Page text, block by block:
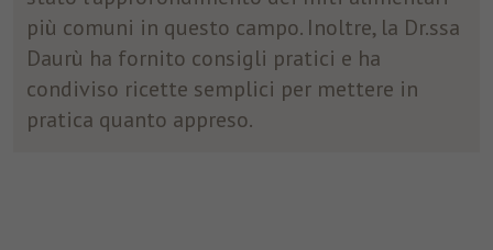
più comuni in questo campo. Inoltre, la Dr.ssa
Daurù ha fornito consigli pratici e ha
condiviso ricette semplici per mettere in
pratica quanto appreso.